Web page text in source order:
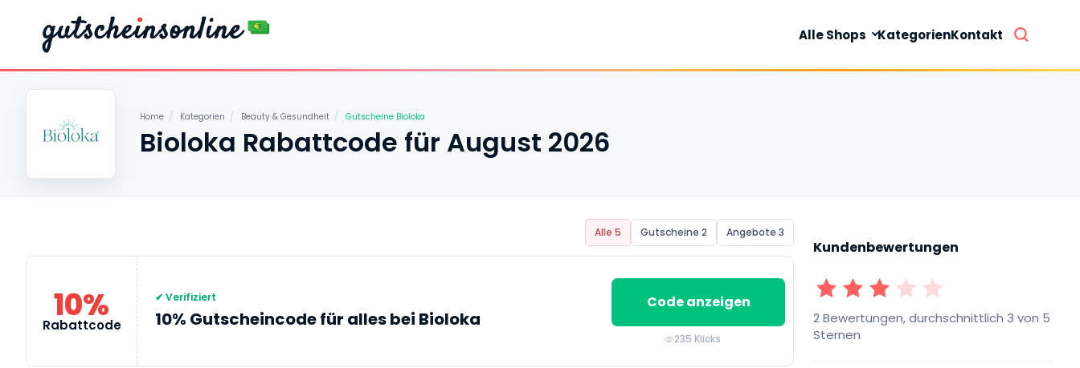
Alle Shops KategorienKontakt
Home / Kategorien / Beauty & Gesundheit / Gutscheine Bioloka
Bioloka Rabattcode für August 2026
Alle 5 Gutscheine 2 Angebote 3
10%
Rabattcode
✔ Verifiziert
10% Gutscheincode für alles bei Bioloka
Code anzeigen
235 Klicks
Kundenbewertungen
1 Sterne2 Sterne3 Sterne4 Sterne5 Sterne
2 Bewertungen, durchschnittlich 3 von 5
Sternen